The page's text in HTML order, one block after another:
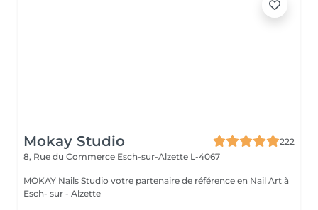
Mokay Studio
222
8, Rue du Commerce Esch-sur-Alzette L-4067
MOKAY Nails Studio votre partenaire de référence en Nail Art à
Esch- sur - Alzette